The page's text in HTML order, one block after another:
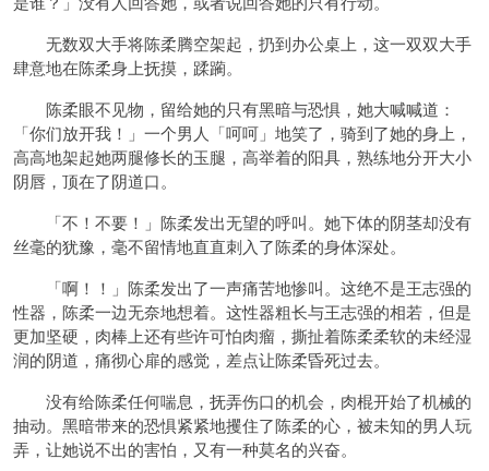
无数双大手将陈柔腾空架起，扔到办公桌上，这一双双大手
肆意地在陈柔身上抚摸，蹂躏。
陈柔眼不见物，留给她的只有黑暗与恐惧，她大喊喊道：
「你们放开我！」一个男人「呵呵」地笑了，骑到了她的身上，
高高地架起她两腿修长的玉腿，高举着的阳具，熟练地分开大小
阴唇，顶在了阴道口。
「不！不要！」陈柔发出无望的呼叫。她下体的阴茎却没有
丝毫的犹豫，毫不留情地直直刺入了陈柔的身体深处。
「啊！！」陈柔发出了一声痛苦地惨叫。这绝不是王志强的
性器，陈柔一边无奈地想着。这性器粗长与王志强的相若，但是
更加坚硬，肉棒上还有些许可怕肉瘤，撕扯着陈柔柔软的未经湿
润的阴道，痛彻心扉的感觉，差点让陈柔昏死过去。
没有给陈柔任何喘息，抚弄伤口的机会，肉棍开始了机械的
抽动。黑暗带来的恐惧紧紧地攫住了陈柔的心，被未知的男人玩
弄，让她说不出的害怕，又有一种莫名的兴奋。